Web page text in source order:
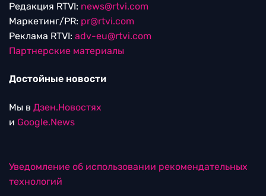
Редакция RTVI: news@rtvi.com
Маркетинг/PR: pr@rtvi.com
Реклама RTVI: adv-eu@rtvi.com
Партнерские материалы
Достойные новости
Мы в Дзен.Новостях
и Google.News
Уведомление об использовании рекомендательных
технологий